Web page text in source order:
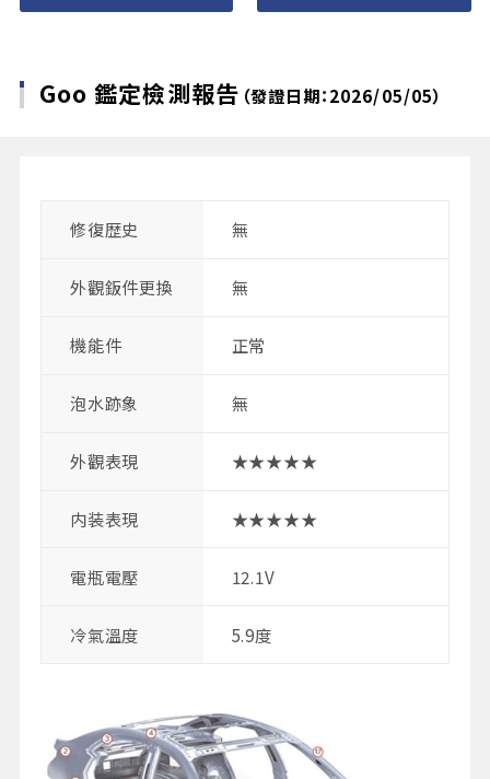
Goo 鑑定檢測報告 （發證日期：2026/05/05）
修復歴史 無
外觀鈑件更換 無
機能件 正常
泡水跡象 無
外觀表現 ★★★★★
内装表現 ★★★★★
電瓶電壓 12.1V
冷氣溫度 5.9度